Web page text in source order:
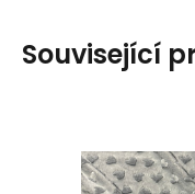
Související
Jiný
Látka
Kód:
EAN:
331